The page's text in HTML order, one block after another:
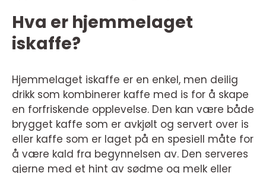
Hva er hjemmelaget
iskaffe?
Hjemmelaget iskaffe er en enkel, men deilig
drikk som kombinerer kaffe med is for å skape
en forfriskende opplevelse. Den kan være både
brygget kaffe som er avkjølt og servert over is
eller kaffe som er laget på en spesiell måte for
å være kald fra begynnelsen av. Den serveres
gjerne med et hint av sødme og melk eller